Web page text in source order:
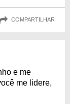
COMPARTILHAR
e me
me lidere,